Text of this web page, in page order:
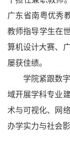
广东省南粤优秀
教师指导学生在
算机设计大赛、
屡获佳绩。
学院紧跟数
域开展学科专业
术与可视化、网
办学实力与社会